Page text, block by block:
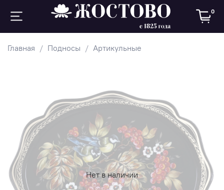
0
Главная Подносы Артикульные
Нет в наличии